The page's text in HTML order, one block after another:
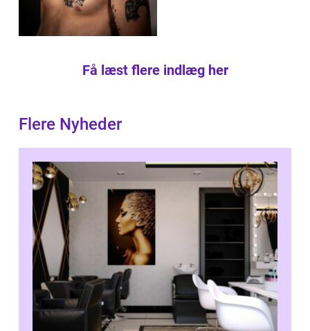
Få læst flere indlæg her
Flere Nyheder